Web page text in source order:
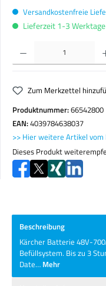
Versandkostenfreie
Lieferzeit 1-3 Werktage
Produkt Anzahl: Gib den
Zum Merkzettel
Produktnummer:66542800
EAN:4039784638037
>> Hier weitere Artikel
Dieses Produkt
Beschreibung
Kärcher Batterie 48V-
Befüllsystem. Bis zu 3
Date… Mehr